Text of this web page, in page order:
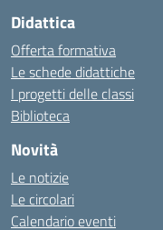
Didattica
Offerta formativa
Le schede didattiche
I progetti delle classi
Biblioteca
Novità
Le notizie
Le circolari
Calendario eventi